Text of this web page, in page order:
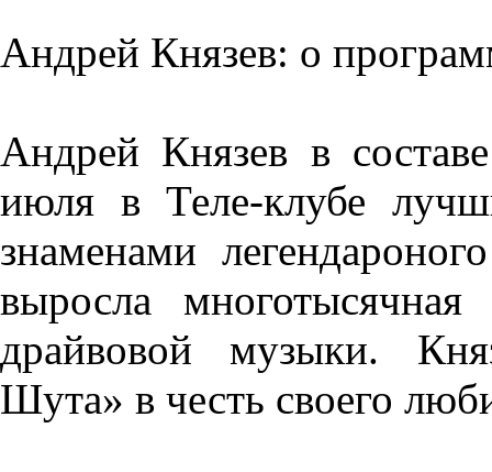
Андрей Князев: о
Андрей Князев в
июля в Теле-клубе
знаменами
выросла
драйвовой музыки.
Шута» в честь своего